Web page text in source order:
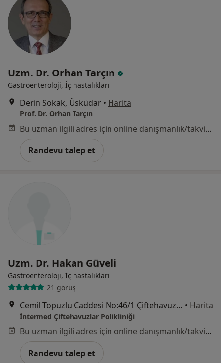
Uzm. Dr. Orhan Tarçın
Gastroenteroloji, İç hastalıkları
Derin Sokak, Üsküdar • Harita
Prof. Dr. Orhan Tarçın
Bu uzman ilgili adres için online danışmanlık/takvim sunmuyor.
Randevu talep et
Uzm. Dr. Hakan Güveli
Gastroenteroloji, İç hastalıkları
21 görüş
Cemil Topuzlu Caddesi No:46/1 Çiftehavuzlar, Kadıköy • Harita
İntermed Çiftehavuzlar Polikliniği
Bu uzman ilgili adres için online danışmanlık/takvim sunmuyor.
Randevu talep et